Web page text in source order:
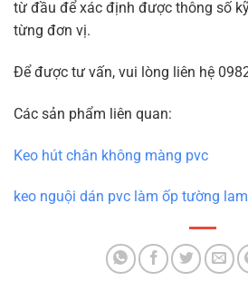
từ đầu để xác định được thông số
từng đơn vị.
Để được tư vấn, vui lòng liên hệ
Các sản phẩm liên quan:
Keo hút chân không màng pvc
keo nguội dán pvc làm ốp tường